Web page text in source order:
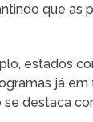
que as
estados
já
se destaca